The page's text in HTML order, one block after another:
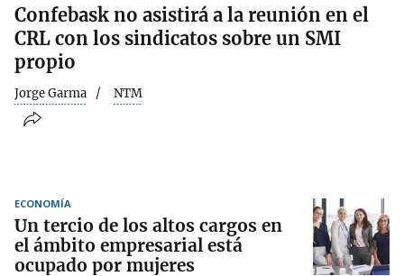
Confebask no asistirá a la reunión en el
CRL con los sindicatos sobre un SMI
propio
Jorge Garma NTM
ECONOMÍA
Un tercio de los altos cargos en
el ámbito empresarial está
ocupado por mujeres